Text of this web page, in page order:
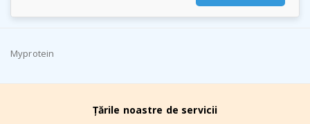
Myprotein
Țările noastre de servicii